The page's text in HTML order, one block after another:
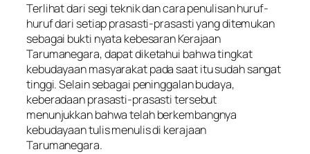
Terlihat dari segi teknik dan cara penulisan huruf-
huruf dari setiap prasasti-prasasti yang ditemukan
sebagai bukti nyata kebesaran Kerajaan
Tarumanegara, dapat diketahui bahwa tingkat
kebudayaan masyarakat pada saat itu sudah sangat
tinggi. Selain sebagai peninggalan budaya,
keberadaan prasasti-prasasti tersebut
menunjukkan bahwa telah berkembangnya
kebudayaan tulis menulis di kerajaan
Tarumanegara.